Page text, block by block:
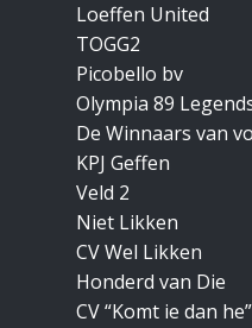
Loeffen United
TOGG2
Picobello bv
Olympia 89
De Winnaars van
KPJ Geffen
Veld 2
Niet Likken
CV Wel Likken
Honderd van Die
CV “Ko​mt ie dan he”